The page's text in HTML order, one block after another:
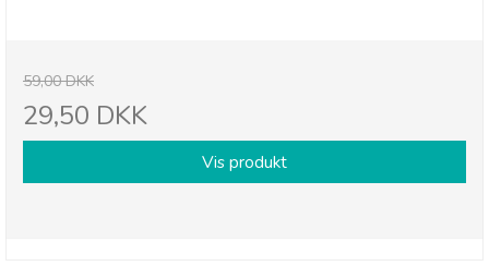
59,00 DKK
29,50 DKK
Vis produkt